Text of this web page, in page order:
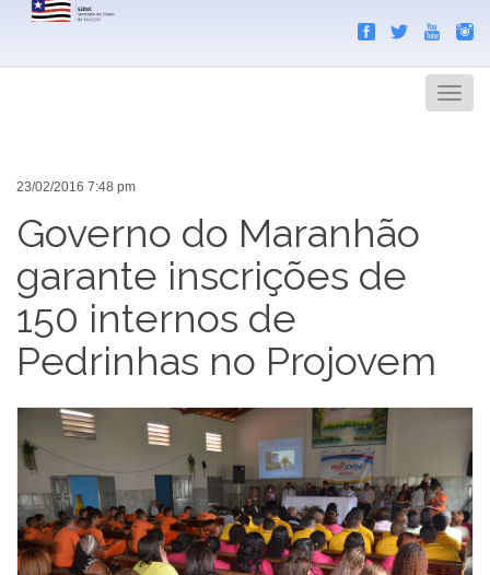
Menu
23/02/2016 7:48 pm
Governo do Maranhão
garante inscrições de
150 internos de
Pedrinhas no Projovem